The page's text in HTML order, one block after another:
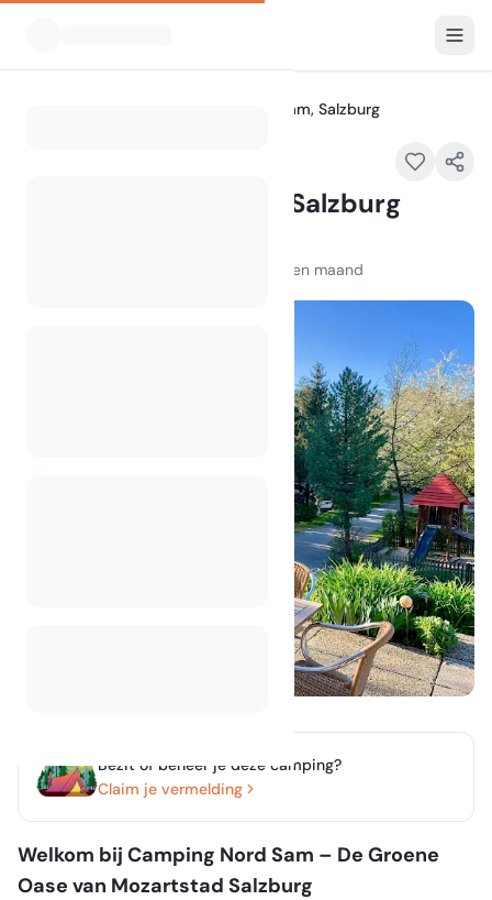
Camping Nord-Sam, Salzburg
Camping Nord-Sam, Salzburg
weergaven in de afgelopen maand
Bezit of beheer je deze camping?
Claim je vermelding
Welkom bij Camping Nord Sam – De Groene
Oase van Mozartstad Salzburg